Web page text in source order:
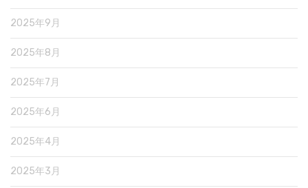
2025年9月
2025年8月
2025年7月
2025年6月
2025年4月
2025年3月